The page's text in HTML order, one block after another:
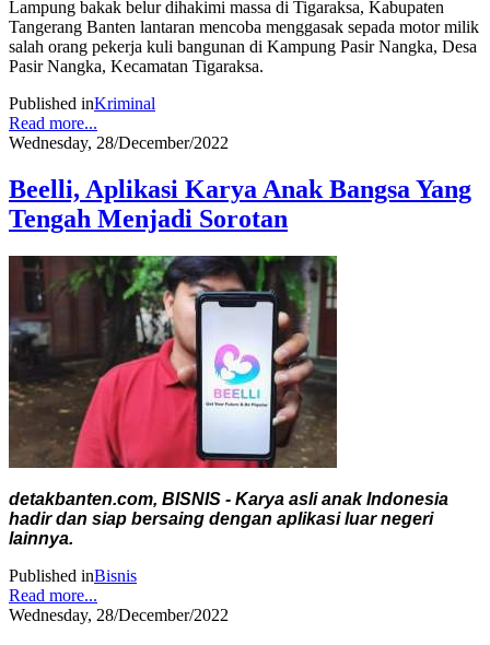
Lampung bakak belur dihakimi massa di Tigaraksa, Kabupaten
Tangerang Banten lantaran mencoba menggasak sepada motor milik
salah orang pekerja kuli bangunan di Kampung Pasir Nangka, Desa
Pasir Nangka, Kecamatan Tigaraksa.
Published inKriminal
Read more...
Wednesday, 28/December/2022
Beelli, Aplikasi Karya Anak Bangsa Yang
Tengah Menjadi Sorotan
detakbanten.com, BISNIS - Karya asli anak Indonesia
hadir dan siap bersaing dengan aplikasi luar negeri
lainnya.
Published inBisnis
Read more...
Wednesday, 28/December/2022